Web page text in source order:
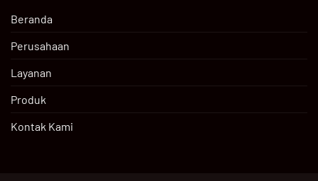
Beranda
Perusahaan
Layanan
Produk
Kontak Kami